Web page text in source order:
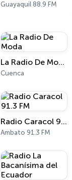
Guayaquil 88.9 FM
La Radio De Moda
Cuenca
Radio Caracol 91.3 FM
Ambato 91.3 FM